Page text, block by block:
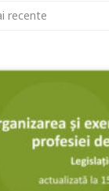
recente